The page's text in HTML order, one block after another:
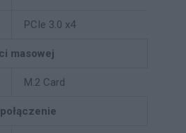
PCIe 3.0 x4
masowej
M.2 Card